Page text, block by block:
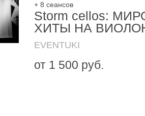
+ 8 сеансов
Storm cellos:
ХИТЫ НА
EVENTUKI
от 1 500 руб.